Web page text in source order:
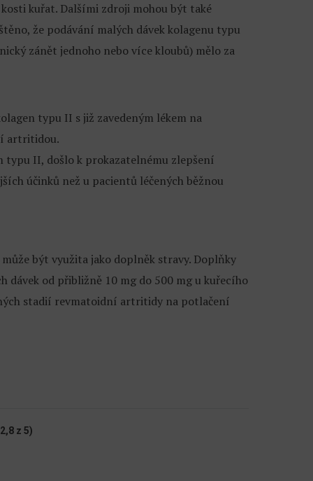
kuřat. Dalšími zdroji mohou být také
že podávání malých dávek kolagenu typu
zánět jednoho nebo více kloubů) mělo za
typu II s již zavedeným lékem na
artritidou.
typu II, došlo k prokazatelnému zlepšení
účinků než u pacientů léčených běžnou
být využita jako doplněk stravy. Doplňky
dávek od přibližně 10 mg do 500 mg u kuřecího
stadií revmatoidní artritidy na potlačení
z 5)